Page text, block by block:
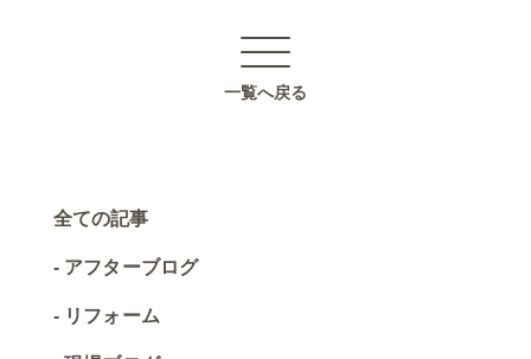
一覧へ戻る
全ての記事
アフターブログ
リフォーム